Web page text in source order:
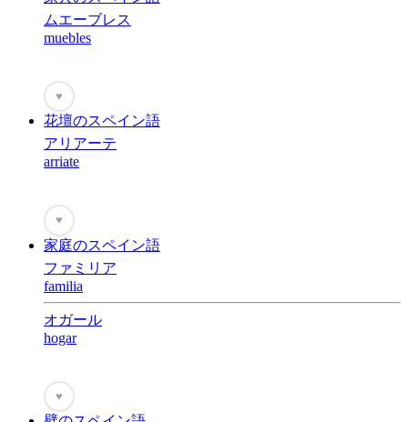
ムエーブレス
muebles
♥
花壇のスペイン語
アリアーテ
arriate
♥
家庭のスペイン語
ファミリア
familia
オガール
hogar
♥